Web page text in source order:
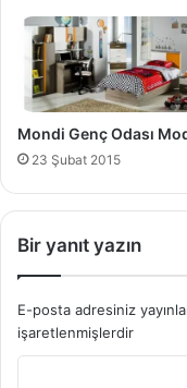
Mondi Genç Odası
23 Şubat 2015
Bir yanıt yazın
E-posta adresiniz
işaretlenmişlerdir